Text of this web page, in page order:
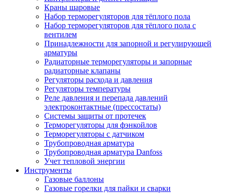
Краны шаровые
Набор терморегуляторов для тёплого пола
Набор терморегуляторов для тёплого пола с
вентилем
Принадлежности для запорной и регулирующей
арматуры
Радиаторные терморегуляторы и запорные
радиаторные клапаны
Регуляторы расхода и давления
Регуляторы температуры
Реле давления и перепада давлений
электроконтактные (прессостаты)
Системы защиты от протечек
Терморегуляторы для фэнкойлов
Терморегуляторы с датчиком
Трубопроводная арматура
Трубопроводная арматура Danfoss
Учет тепловой энергии
Инструменты
Газовые баллоны
Газовые горелки для пайки и сварки